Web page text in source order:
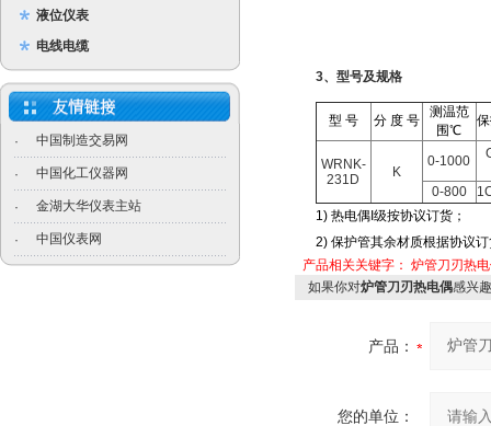
液位仪表
电线电缆
· 中国制造交易网
· 中国化工仪器网
· 金湖大华仪表主站
· 中国仪表网
3、型号及规格
型 号 分 度 号
测温范
围℃
WRNK-
231D
K
0-1000
0-800
1) 热电偶I级按协议订货；
2) 保护管其余材质根据协议订
产品相关关键字： 炉管刀刃热
如果你对炉管刀刃热电偶感兴
产品：
您的单位：